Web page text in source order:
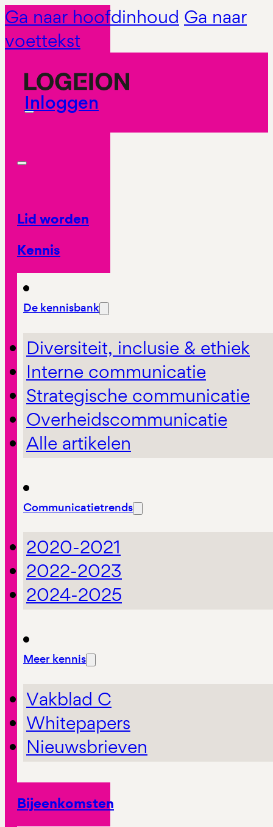
Ga naar hoofdinhoud Ga naar
voettekst
Inloggen
Lid worden
Kennis
De kennisbank
Diversiteit, inclusie & ethiek
Interne communicatie
Strategische communicatie
Overheidscommunicatie
Alle artikelen
Communicatietrends
2020-2021
2022-2023
2024-2025
Meer kennis
Vakblad C
Whitepapers
Nieuwsbrieven
Bijeenkomsten